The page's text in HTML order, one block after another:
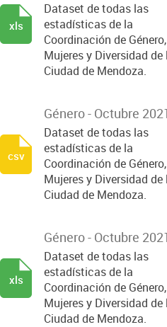
Dataset de todas las
estadísticas de la
Coordinación de Género,
Mujeres y Diversidad de
Ciudad de Mendoza.
xls
Género - Octubre 2021
Dataset de todas las
estadísticas de la
Coordinación de Género,
Mujeres y Diversidad de
Ciudad de Mendoza.
csv
Género - Octubre 2021
Dataset de todas las
estadísticas de la
Coordinación de Género,
Mujeres y Diversidad de
Ciudad de Mendoza.
xls